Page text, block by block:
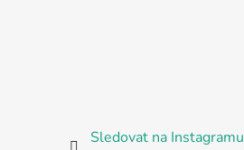
Sledovat na Instagramu